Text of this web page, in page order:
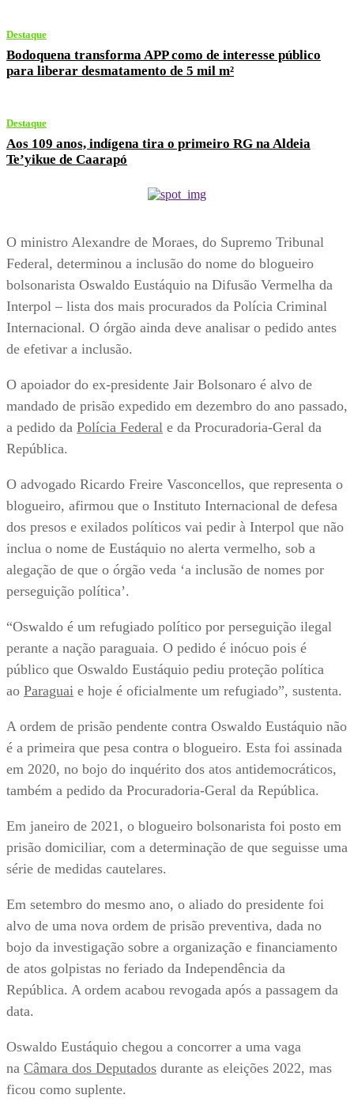
Destaque
Bodoquena transforma APP como de interesse público
para liberar desmatamento de 5 mil m²
Destaque
Aos 109 anos, indígena tira o primeiro RG na Aldeia
Te’yikue de Caarapó
O ministro Alexandre de Moraes, do Supremo Tribunal
Federal, determinou a inclusão do nome do blogueiro
bolsonarista Oswaldo Eustáquio na Difusão Vermelha da
Interpol – lista dos mais procurados da Polícia Criminal
Internacional. O órgão ainda deve analisar o pedido antes
de efetivar a inclusão.
O apoiador do ex-presidente Jair Bolsonaro é alvo de
mandado de prisão expedido em dezembro do ano passado,
a pedido da Polícia Federal e da Procuradoria-Geral da
República.
O advogado Ricardo Freire Vasconcellos, que representa o
blogueiro, afirmou que o Instituto Internacional de defesa
dos presos e exilados políticos vai pedir à Interpol que não
inclua o nome de Eustáquio no alerta vermelho, sob a
alegação de que o órgão veda ‘a inclusão de nomes por
perseguição política’.
“Oswaldo é um refugiado político por perseguição ilegal
perante a nação paraguaia. O pedido é inócuo pois é
público que Oswaldo Eustáquio pediu proteção política
ao Paraguai e hoje é oficialmente um refugiado”, sustenta.
A ordem de prisão pendente contra Oswaldo Eustáquio não
é a primeira que pesa contra o blogueiro. Esta foi assinada
em 2020, no bojo do inquérito dos atos antidemocráticos,
também a pedido da Procuradoria-Geral da República.
Em janeiro de 2021, o blogueiro bolsonarista foi posto em
prisão domiciliar, com a determinação de que seguisse uma
série de medidas cautelares.
Em setembro do mesmo ano, o aliado do presidente foi
alvo de uma nova ordem de prisão preventiva, dada no
bojo da investigação sobre a organização e financiamento
de atos golpistas no feriado da Independência da
República. A ordem acabou revogada após a passagem da
data.
Oswaldo Eustáquio chegou a concorrer a uma vaga
na Câmara dos Deputados durante as eleições 2022, mas
ficou como suplente.